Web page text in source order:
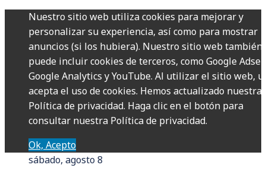
Nuestro sitio web utiliza cookies para mejorar y
personalizar su experiencia, así como para mostrar
anuncios (si los hubiera). Nuestro sitio web también
puede incluir cookies de terceros, como Google
Google Analytics y YouTube. Al utilizar el sitio web,
acepta el uso de cookies. Hemos actualizado nuestra
Política de privacidad. Haga clic en el botón para
consultar nuestra Política de privacidad.
Ok, Acepto
sábado, agosto 8